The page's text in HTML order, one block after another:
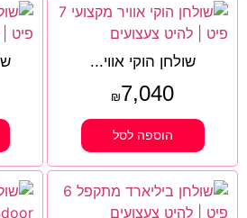
שולחן הוקי אווי...
₪7,040
הוספה לסל